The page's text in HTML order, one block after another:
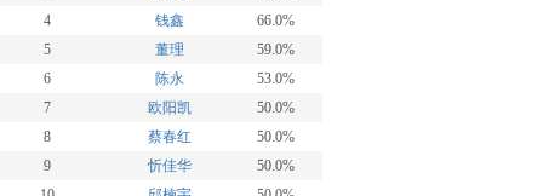
4
钱鑫
66.0%
5
董理
59.0%
6
陈永
53.0%
7
欧阳凯
50.0%
8
蔡春红
50.0%
9
忻佳华
50.0%